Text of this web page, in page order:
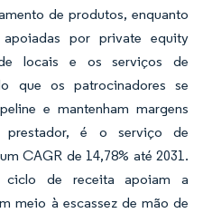
de produtos, enquanto
por private equity
locais e os serviços de
que os patrocinadores se
e mantenham margens
prestador, é o serviço de
CAGR de 14,78% até 2031.
de receita apoiam a
meio à escassez de mão de